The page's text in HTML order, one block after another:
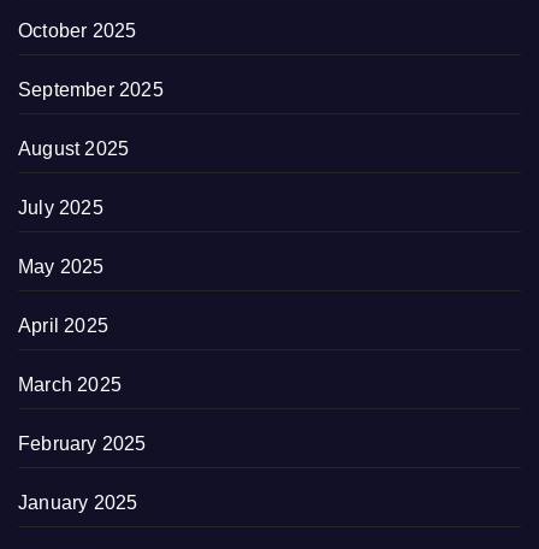
October 2025
September 2025
August 2025
July 2025
May 2025
April 2025
March 2025
February 2025
January 2025